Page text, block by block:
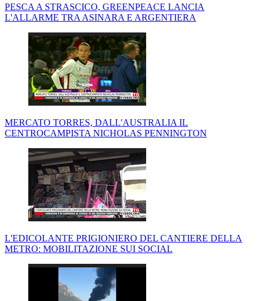
PESCA A STRASCICO, GREENPEACE LANCIA
L'ALLARME TRA ASINARA E ARGENTIERA
MERCATO TORRES, DALL'AUSTRALIA IL
CENTROCAMPISTA NICHOLAS PENNINGTON
L'EDICOLANTE PRIGIONIERO DEL CANTIERE DELLA
METRO: MOBILITAZIONE SUI SOCIAL